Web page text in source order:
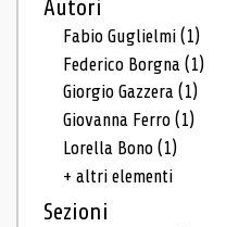
Autori
Fabio Guglielmi(1)
Federico Borgna(1)
Giorgio Gazzera(1)
Giovanna Ferro(1)
Lorella Bono(1)
+ altri elementi
Sezioni